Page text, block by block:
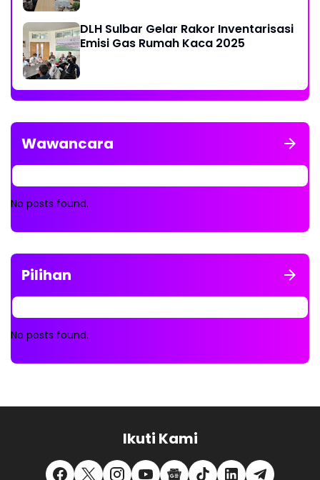
DLH Sulbar Gelar Rakor Inventarisasi
Emisi Gas Rumah Kaca 2025
Wawancara
No posts found.
Pilihan
No posts found.
Ikuti Kami